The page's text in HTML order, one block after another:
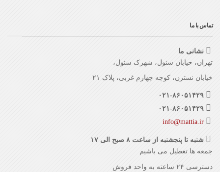
تماس با ما
نشانی ما
تهران، خیابان سئول، شهرک سئول،
خیابان نسترن، کوچه چهارم غربی، پلاک ۲۱
۰۲۱-۸۶۰۵۱۴۲۹
۰۲۱-۸۶۰۵۱۴۲۹
info@mattia.ir
شنبه تا پنجشنبه از ساعت ۸ صبح الی ۱۷
جمعه ها تعطیل می باشیم
دسترسی ۲۴ ساعته به واحد فروش